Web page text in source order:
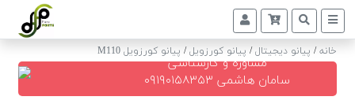
دیجیتال
خانه/ پیانو دیجیتال/ پیانو کورزویل/ پیانو کورزویل M110
مشاوره و کارشناسی
سامان هاشمی ۰۹۱۹۰۱۵۸۳۵۳